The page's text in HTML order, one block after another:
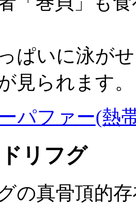
ぱいに泳が
見られます。
パファー(熱
リフグ
の真骨頂的